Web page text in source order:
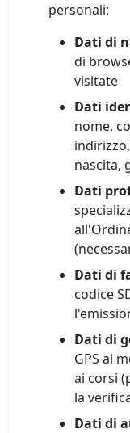
personali:
Dati di
di
visitate
Dati
nome,
nascita,
Dati
Dati di
codice
Dati di
GPS al
ai corsi
la
Dati di